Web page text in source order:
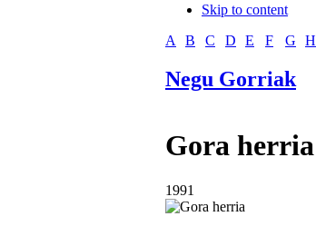
Skip to content
A
B C D E F G H
Negu Gorriak
Gora herria
1991